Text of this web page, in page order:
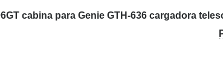
cabina para Genie GTH-636 cargadora